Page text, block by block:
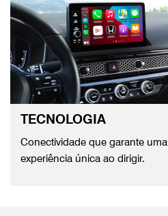
TECNOLOGIA
Conectividade que garante uma
experiência única ao dirigir.